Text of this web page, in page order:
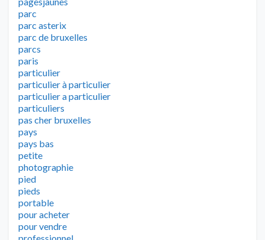
parc
parc asterix
parc de bruxelles
parcs
paris
particulier
particulier à particulier
particulier a particulier
particuliers
pas cher bruxelles
pays
pays bas
petite
photographie
pied
pieds
portable
pour acheter
pour vendre